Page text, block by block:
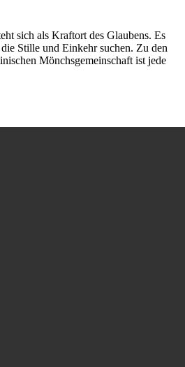
sich als Kraftort des Glaubens. Es
Stille und Einkehr suchen. Zu den
Mönchs­gemein­schaft ist jede